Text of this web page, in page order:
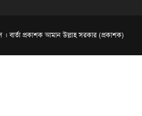
বার্তা প্রকাশক আমান উল্লাহ সরকার (প্রকাশক)